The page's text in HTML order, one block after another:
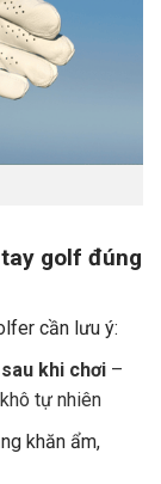
golf đúng
cần lưu ý:
khi chơi–
tự nhiên
khăn ẩm,